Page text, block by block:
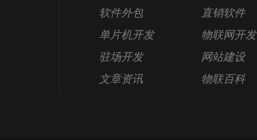
软件外包
直销软件
单片机开发
物联网开发
驻场开发
网站建设
文章资讯
物联百科